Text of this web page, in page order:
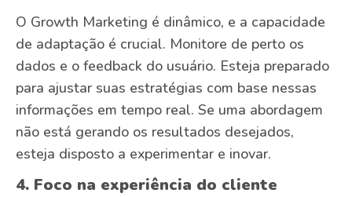
O Growth Marketing é dinâmico, e a capacidade
de adaptação é crucial. Monitore de perto os
dados e o feedback do usuário. Esteja preparado
para ajustar suas estratégias com base nessas
informações em tempo real. Se uma abordagem
não está gerando os resultados desejados,
esteja disposto a experimentar e inovar.
4. Foco na experiência do cliente